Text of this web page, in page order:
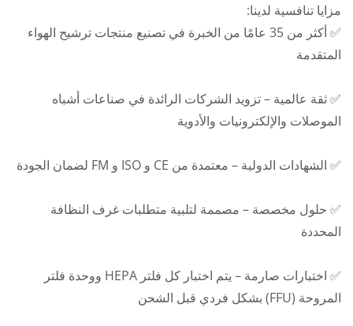
مزايا تنافسية لدينا:
✅ أكثر من 35 عامًا من الخبرة في تصنيع منتجات ترشيح الهواء
المتقدمة
✅ ثقة عالمية – تزويد الشركات الرائدة في صناعات أشباه
الموصلات والإلكترونيات والأدوية
✅ الشهادات الدولية – معتمدة من CE و ISO و FM لضمان الجودة
✅ حلول مخصصة – مصممة لتلبية متطلبات غرف النظافة
المحددة
✅ اختبارات صارمة – يتم اختبار كل فلتر HEPA ووحدة فلتر
المروحة (FFU) بشكل فردي قبل الشحن